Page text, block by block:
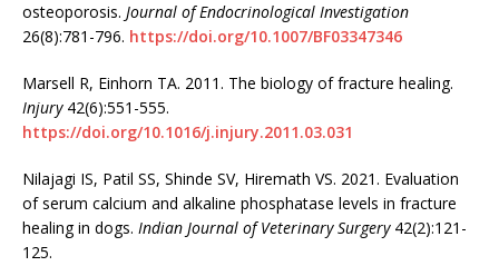
osteoporosis. Journal of Endocrinological Investigation
26(8):781-796. https://doi.org/10.1007/BF03347346
Marsell R, Einhorn TA. 2011. The biology of fracture healing.
Injury42(6):551-555.
https://doi.org/10.1016/j.injury.2011.03.031
Nilajagi IS, Patil SS, Shinde SV, Hiremath VS. 2021. Evaluation
of serum calcium and alkaline phosphatase levels in fracture
healing in dogs. Indian Journal of Veterinary Surgery42(2):121-
125.